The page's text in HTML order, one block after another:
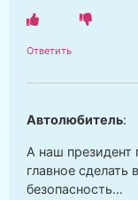
Ответить
Автолюбитель:
А наш президент
главное сделать
безопасность…